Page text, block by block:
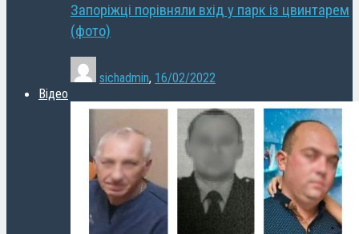
Запоріжці порівняли вхід у парк із цвинтарем
(фото)
sichadmin, 16/02/2022
Відео